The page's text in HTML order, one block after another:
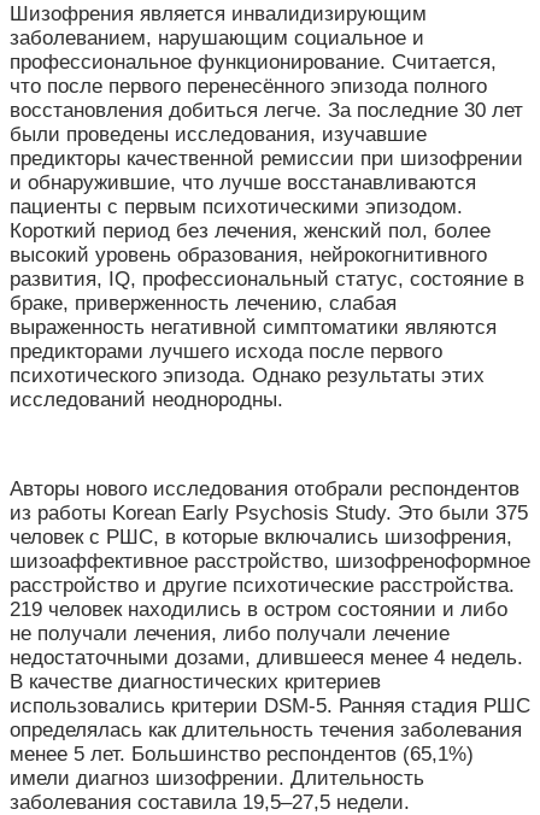
Шизофрения является инвалидизирующим
заболеванием, нарушающим социальное и
профессиональное функционирование. Считается,
что после первого перенесённого эпизода полного
восстановления добиться легче. За последние 30 лет
были проведены исследования, изучавшие
предикторы качественной ремиссии при шизофрении
и обнаружившие, что лучше восстанавливаются
пациенты с первым психотическими эпизодом.
Короткий период без лечения, женский пол, более
высокий уровень образования, нейрокогнитивного
развития, IQ, профессиональный статус, состояние в
браке, приверженность лечению, слабая
выраженность негативной симптоматики являются
предикторами лучшего исхода после первого
психотического эпизода. Однако результаты этих
исследований неоднородны.
Авторы нового исследования отобрали респондентов
из работы Korean Early Psychosis Study. Это были 375
человек с РШС, в которые включались шизофрения,
шизоаффективное расстройство, шизофреноформное
расстройство и другие психотические расстройства.
219 человек находились в остром состоянии и либо
не получали лечения, либо получали лечение
недостаточными дозами, длившееся менее 4 недель.
В качестве диагностических критериев
использовались критерии DSM-5. Ранняя стадия РШС
определялась как длительность течения заболевания
менее 5 лет. Большинство респондентов (65,1%)
имели диагноз шизофрении. Длительность
заболевания составила 19,5–27,5 недели.